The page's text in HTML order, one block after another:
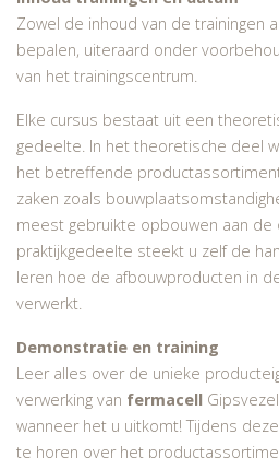
Zowel de inhoud van de trainingen
bepalen, uiteraard onder
van het trainingscentrum.
Elke cursus bestaat uit een
gedeelte. In het theoretische deel
het betreffende
zaken zoals
meest gebruikte opbouwen aan de
praktijkgedeelte steekt u zelf de
leren hoe de afbouwproducten in
verwerkt.
Demonstratie en training
Leer alles over de unieke
verwerking van fermacell
wanneer het u uitkomt! Tijdens
te horen over het